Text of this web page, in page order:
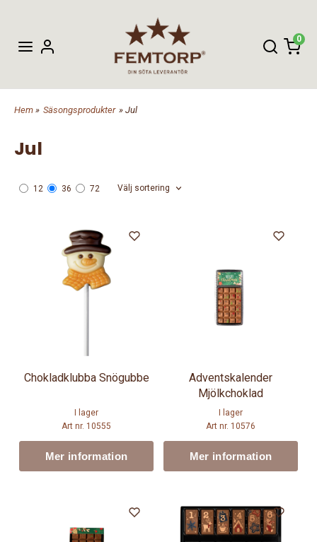
0
Hem » Säsongsprodukter » Jul
Jul
12 36 72 Välj sortering
Chokladklubba Snögubbe
I lager
Art nr. 10555
Mer information
Adventskalender
Mjölkchoklad
I lager
Art nr. 10576
Mer information